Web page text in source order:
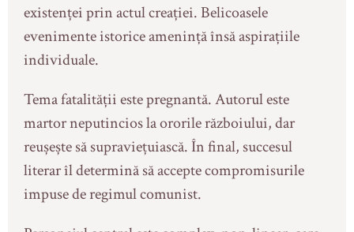
existenței prin actul creației. Belicoasele
evenimente istorice amenință însă aspirațiile
individuale.
Tema fatalității este pregnantă. Autorul este
martor neputincios la ororile războiului, dar
reușește să supraviețuiască. În final, succesul
literar îl determină să accepte compromisurile
impuse de regimul comunist.